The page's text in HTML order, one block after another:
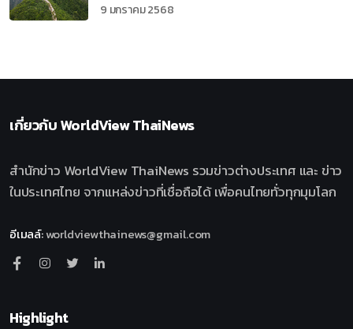
9 มกราคม 2568
เกี่ยวกับWorldView ThaiNews
สำนักข่าว WorldView ThaiNews รวมข่าวต่างประเทศ และ ข่าว
ในประเทศไทย จากแหล่งข่าวที่เชื่อถือได้ เพื่อคนไทยทั่วทุกมุมโลก
อีเมลล์:worldviewthainews@gmail.com
Highlight